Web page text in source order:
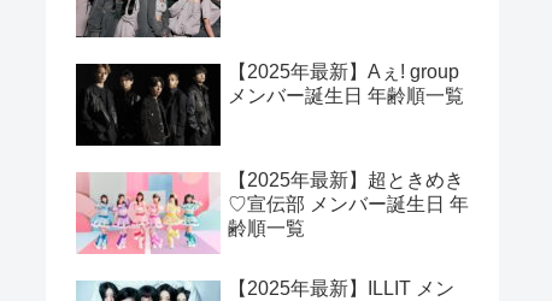
【2025年最新】Aぇ! group
メンバー誕生日 年齢順一覧
【2025年最新】超ときめき
♡宣伝部 メンバー誕生日 年
齢順一覧
【2025年最新】ILLIT メン